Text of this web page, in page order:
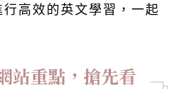
高效的英文學習，一起
站重點，搶先看